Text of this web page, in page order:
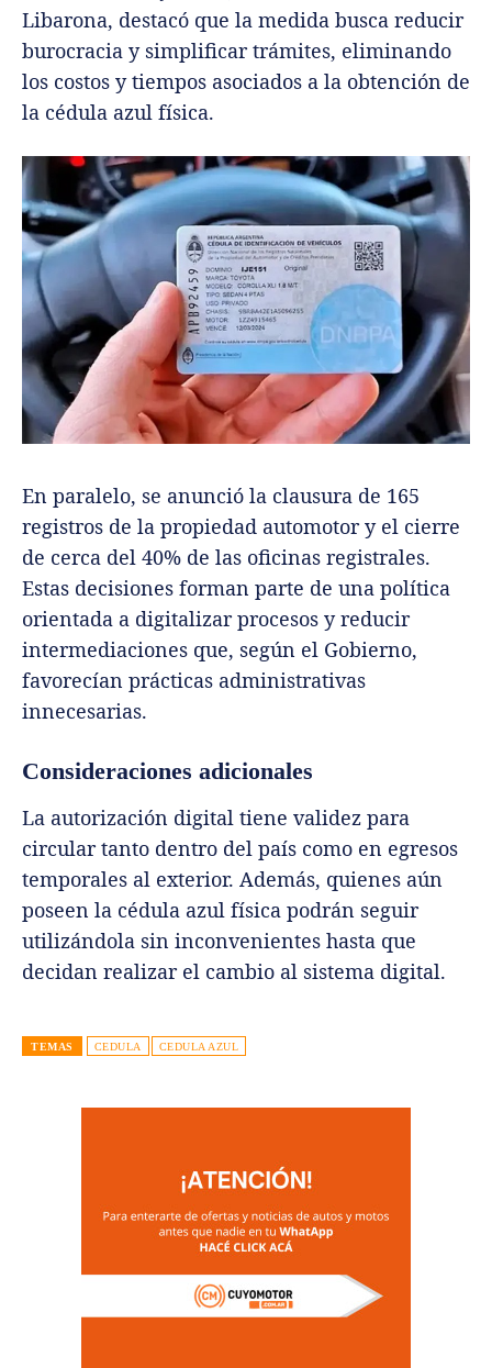
Libarona, destacó que la medida busca reducir
burocracia y simplificar trámites, eliminando
los costos y tiempos asociados a la obtención de
la cédula azul física.
En paralelo, se anunció la clausura de 165
registros de la propiedad automotor y el cierre
de cerca del 40% de las oficinas registrales.
Estas decisiones forman parte de una política
orientada a digitalizar procesos y reducir
intermediaciones que, según el Gobierno,
favorecían prácticas administrativas
innecesarias.
Consideraciones adicionales
La autorización digital tiene validez para
circular tanto dentro del país como en egresos
temporales al exterior. Además, quienes aún
poseen la cédula azul física podrán seguir
utilizándola sin inconvenientes hasta que
decidan realizar el cambio al sistema digital.
TEMAS CEDULA CEDULA AZUL